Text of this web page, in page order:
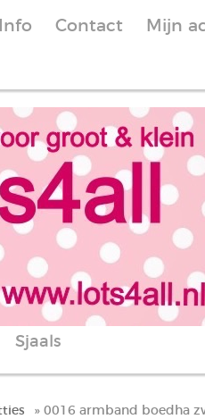
Info Contact Mijn
Sjaals
» 0016 armband boedha